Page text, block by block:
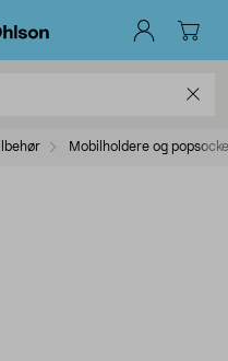
Mobilholdere og